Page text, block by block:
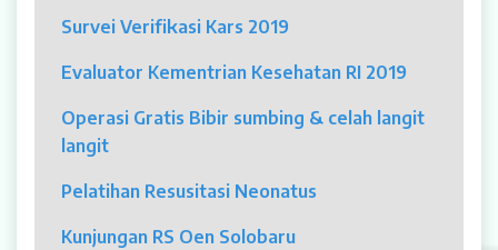
Jadwal Dokter
Sunday Clinic
Dokter Spesialis
Dokter Umum
Survei Verifikasi Kars 2019
Evaluator Kementrian Kesehatan RI 2019
Operasi Gratis Bibir sumbing & celah langit
langit
Pelatihan Resusitasi Neonatus
Kunjungan RS Oen Solobaru